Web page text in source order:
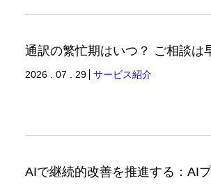
2026 . 07 . 29 サービス紹介